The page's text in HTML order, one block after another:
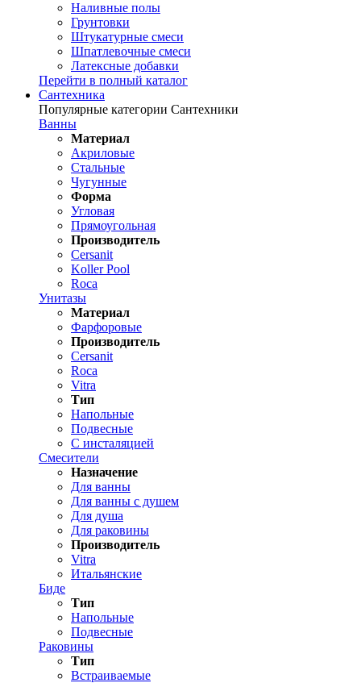
Наливные полы
Грунтовки
Штукатурные смеси
Шпатлевочные смеси
Латексные добавки
Перейти в полный каталог
Сантехника
Популярные категории Сантехники
Ванны
Материал
Акриловые
Стальные
Чугунные
Форма
Угловая
Прямоугольная
Производитель
Cersanit
Koller Pool
Roca
Унитазы
Материал
Фарфоровые
Производитель
Cersanit
Roca
Vitra
Тип
Напольные
Подвесные
С инсталяцией
Смесители
Назначение
Для ванны
Для ванны с душем
Для душа
Для раковины
Производитель
Vitra
Итальянские
Биде
Тип
Напольные
Подвесные
Раковины
Тип
Встраиваемые